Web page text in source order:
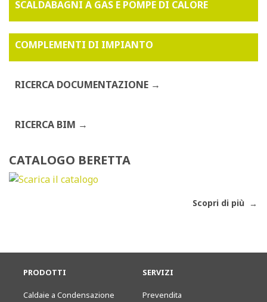
SCALDABAGNI A GAS E POMPE DI CALORE
COMPLEMENTI DI IMPIANTO
RICERCA DOCUMENTAZIONE
RICERCA BIM
CATALOGO BERETTA
Scopri di più
PRODOTTI
Caldaie a Condensazione
SERVIZI
Prevendita